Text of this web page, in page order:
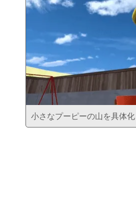
小さなプーピーの山を具体